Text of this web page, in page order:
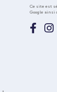
c
r
p
Ce site est
Google ainsi